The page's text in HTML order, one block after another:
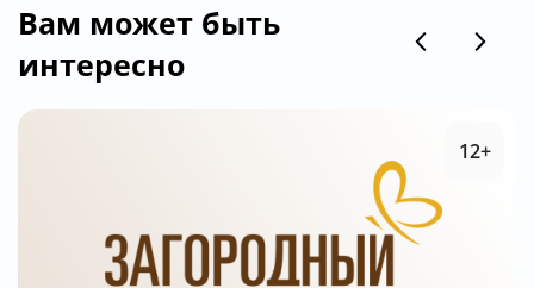
Вам может быть
интересно
12+